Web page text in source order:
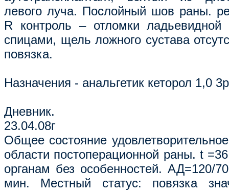
левого луча. Послойный шов раны.
R контроль – отломки ладьевидной
спицами, щель ложного сустава
повязка.
Назначения - анальгетик кеторол 1,0
Дневник.
23.04.08г
Общее состояние
области постоперационной раны. t
органам без особенностей. АД=120/
мин. Местный статус: повязка